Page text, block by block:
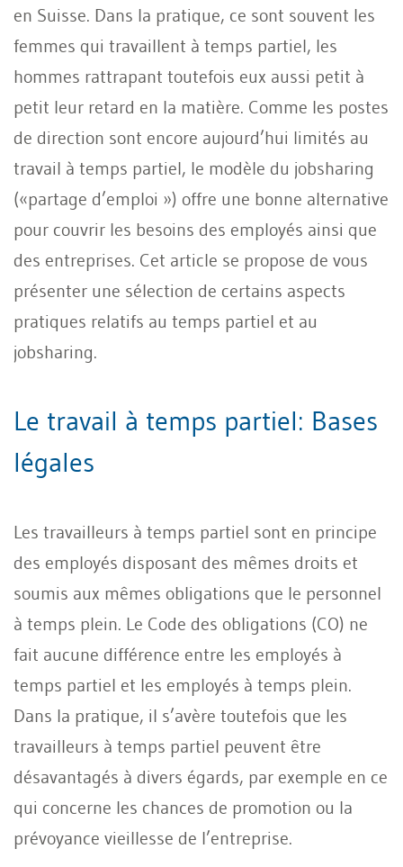
en Suisse. Dans la pratique, ce sont souvent les
femmes qui travaillent à temps partiel, les
hommes rattrapant toutefois eux aussi petit à
petit leur retard en la matière. Comme les postes
de direction sont encore aujourd’hui limités au
travail à temps partiel, le modèle du jobsharing
(«partage d’emploi ») offre une bonne alternative
pour couvrir les besoins des employés ainsi que
des entreprises. Cet article se propose de vous
présenter une sélection de certains aspects
pratiques relatifs au temps partiel et au
jobsharing.
Le travail à temps partiel: Bases
légales
Les travailleurs à temps partiel sont en principe
des employés disposant des mêmes droits et
soumis aux mêmes obligations que le personnel
à temps plein. Le Code des obligations (CO) ne
fait aucune différence entre les employés à
temps partiel et les employés à temps plein.
Dans la pratique, il s’avère toutefois que les
travailleurs à temps partiel peuvent être
désavantagés à divers égards, par exemple en ce
qui concerne les chances de promotion ou la
prévoyance vieillesse de l’entreprise.